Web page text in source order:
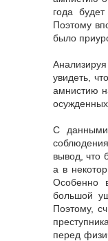
года
Поэтому
было
увидеть,
амнистию
С данными
вывод, что
а в
Особенно
большой
Поэтому,
перед